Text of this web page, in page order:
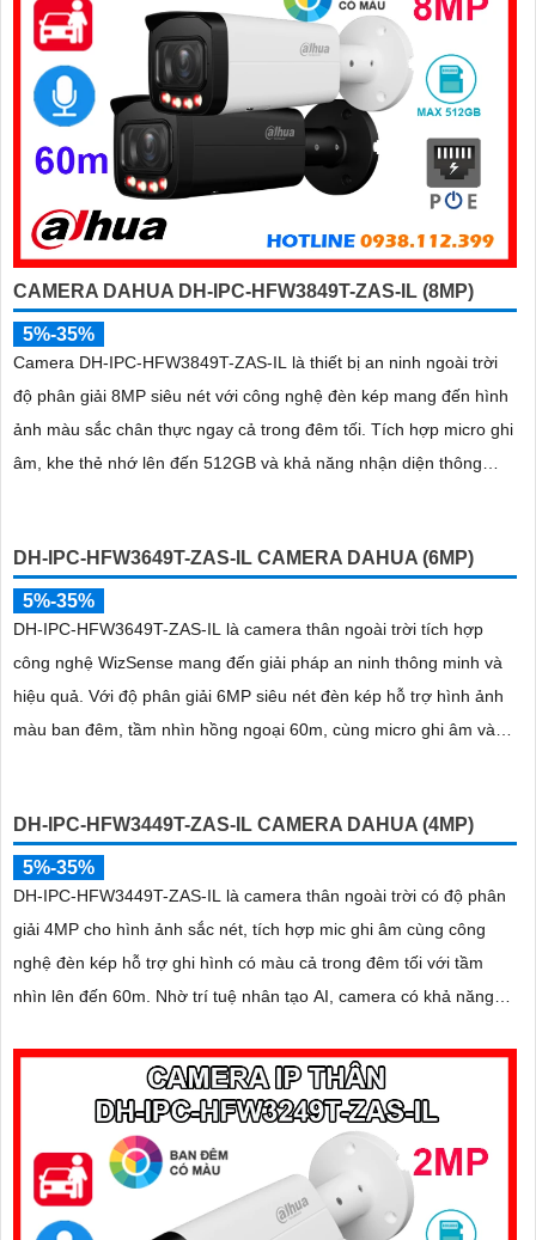
CAMERA DAHUA DH-IPC-HFW3849T-ZAS-IL (8MP)
5%-35%
Camera DH-IPC-HFW3849T-ZAS-IL là thiết bị an ninh ngoài trời
độ phân giải 8MP siêu nét với công nghệ đèn kép mang đến hình
ảnh màu sắc chân thực ngay cả trong đêm tối. Tích hợp micro ghi
âm, khe thẻ nhớ lên đến 512GB và khả năng nhận diện thông
PoE giá rẻ
DH-IPC-HFW3649T-ZAS-IL CAMERA DAHUA (6MP)
5%-35%
DH-IPC-HFW3649T-ZAS-IL là camera thân ngoài trời tích hợp
công nghệ WizSense mang đến giải pháp an ninh thông minh và
hiệu quả. Với độ phân giải 6MP siêu nét đèn kép hỗ trợ hình ảnh
màu ban đêm, tầm nhìn hồng ngoại 60m, cùng micro ghi âm và
chuẩn chống nước IP67
DH-IPC-HFW3449T-ZAS-IL CAMERA DAHUA (4MP)
5%-35%
DH-IPC-HFW3449T-ZAS-IL là camera thân ngoài trời có độ phân
giải 4MP cho hình ảnh sắc nét, tích hợp mic ghi âm cùng công
nghệ đèn kép hỗ trợ ghi hình có màu cả trong đêm tối với tầm
nhìn lên đến 60m. Nhờ trí tuệ nhân tạo AI, camera có khả năng
nâng cao hiệu quả an ninh hỗ trợ khe cắm thẻ nhớ 512GB, chuẩn
chống nước IP67